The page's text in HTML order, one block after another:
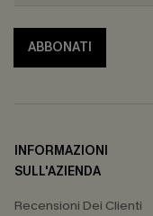
ABBONATI
INFORMAZIONI
SULL'AZIENDA
Recensioni Dei Clienti